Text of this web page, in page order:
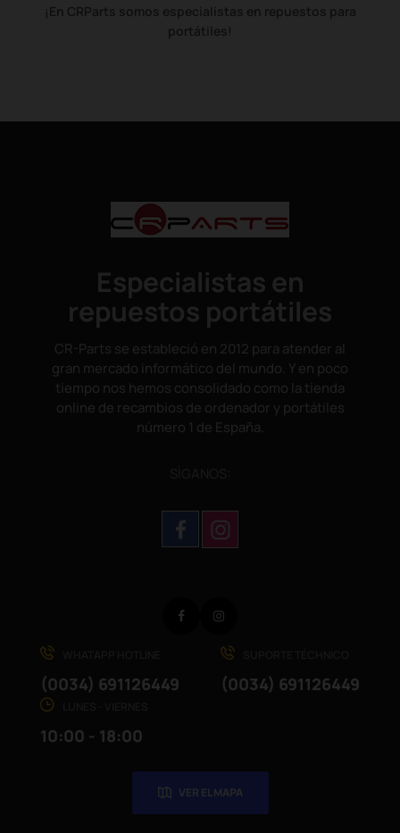
¡En CRParts somos especialistas en repuestos para
portátiles!
Especialistas en
repuestos portátiles
CR-Parts se estableció en 2012 para atender al
gran mercado informático del mundo. Y en poco
tiempo nos hemos consolidado como la tienda
online de recambios de ordenador y portátiles
número 1 de España.
(0034) 691126449 (0034) 691126449
10:00 - 18:00
VER EL MAPA
Facebook